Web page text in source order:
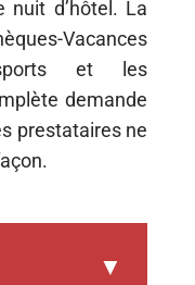
d’hôtel. La
Vacances
et les
demande
prestataires ne